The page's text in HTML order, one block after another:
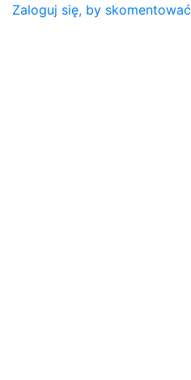
Zaloguj się, by skomentować